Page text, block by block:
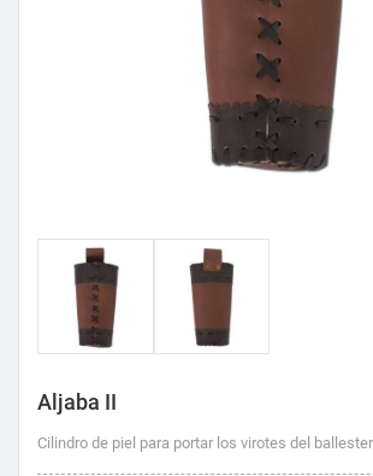
Aljaba II
Cilindro de piel para portar los virotes del